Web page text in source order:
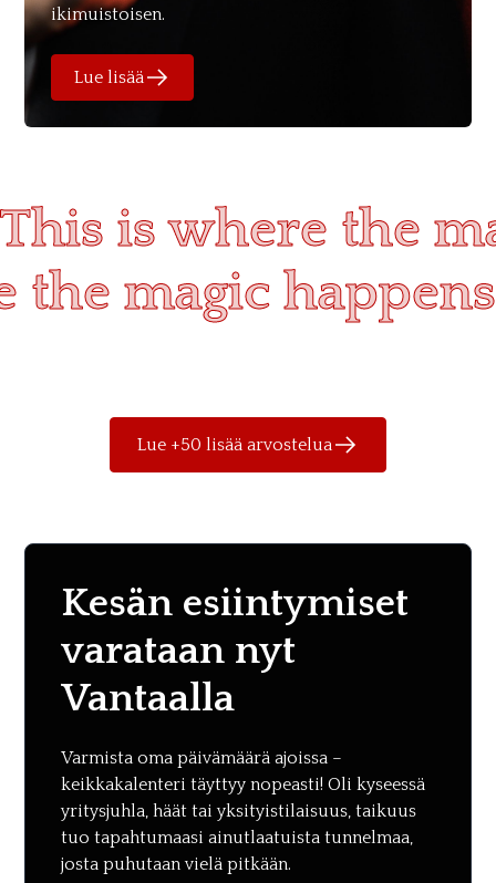
ikimuistoisen.
Lue lisää
This is where the
the magic happens
Lue +50 lisää arvostelua
Kesän esiintymiset
varataan nyt
Vantaalla
Varmista oma päivämäärä ajoissa –
keikkakalenteri täyttyy nopeasti! Oli kyseessä
yritysjuhla, häät tai yksityistilaisuus, taikuus
tuo tapahtumaasi ainutlaatuista tunnelmaa,
josta puhutaan vielä pitkään.